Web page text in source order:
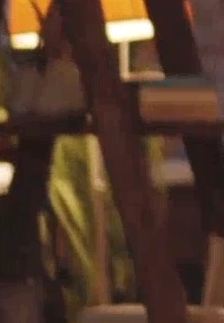
טווח מחירים לשעה: